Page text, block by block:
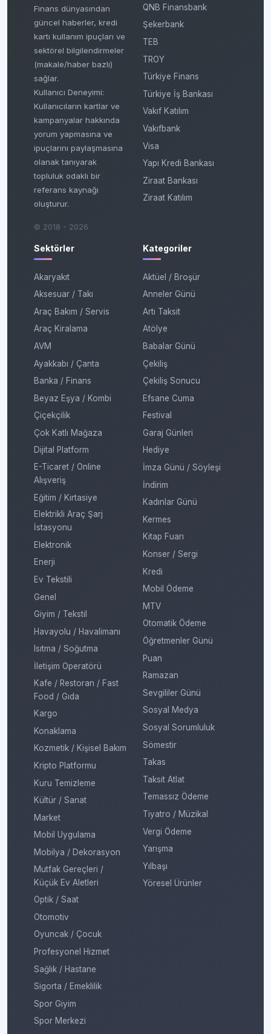
Finans dünyasından
güncel haberler, kredi
kartı kullanım ipuçları ve
sektörel bilgilendirmeler
(makale/haber bazlı)
sağlar.
Kullanıcı Deneyimi:
Kullanıcıların kartlar ve
kampanyalar hakkında
yorum yapmasına ve
ipuçlarını paylaşmasına
olanak tanıyarak
topluluk odaklı bir
referans kaynağı
oluşturur.
© 2018 - 2026
QNB Finansbank
Şekerbank
TEB
TROY
Türkiye Finans
Türkiye İş Bankası
Vakıf Katılım
Vakıfbank
Visa
Yapı Kredi Bankası
Ziraat Bankası
Ziraat Katılım
Sektörler
Akaryakıt
Aksesuar / Takı
Araç Bakım / Servis
Araç Kiralama
AVM
Ayakkabı / Çanta
Banka / Finans
Beyaz Eşya / Kombi
Çiçekçilik
Çok Katlı Mağaza
Dijital Platform
E-Ticaret / Online
Alışveriş
Eğitim / Kırtasiye
Elektrikli Araç Şarj
İstasyonu
Elektronik
Enerji
Ev Tekstili
Genel
Giyim / Tekstil
Havayolu / Havalimanı
Isıtma / Soğutma
İletişim Operatörü
Kafe / Restoran / Fast
Food / Gıda
Kargo
Konaklama
Kozmetik / Kişisel Bakım
Kripto Platformu
Kuru Temizleme
Kültür / Sanat
Market
Mobil Uygulama
Mobilya / Dekorasyon
Mutfak Gereçleri /
Küçük Ev Aletleri
Optik / Saat
Otomotiv
Oyuncak / Çocuk
Profesyonel Hizmet
Sağlık / Hastane
Sigorta / Emeklilik
Spor Giyim
Spor Merkezi
Kategoriler
Aktüel / Broşür
Anneler Günü
Artı Taksit
Atölye
Babalar Günü
Çekiliş
Çekiliş Sonucu
Efsane Cuma
Festival
Garaj Günleri
Hediye
İmza Günü / Söyleşi
İndirim
Kadınlar Günü
Kermes
Kitap Fuarı
Konser / Sergi
Kredi
Mobil Ödeme
MTV
Otomatik Ödeme
Öğretmenler Günü
Puan
Ramazan
Sevgililer Günü
Sosyal Medya
Sosyal Sorumluluk
Sömestir
Takas
Taksit Atlat
Temassız Ödeme
Tiyatro / Müzikal
Vergi Ödeme
Yarışma
Yılbaşı
Yöresel Ürünler